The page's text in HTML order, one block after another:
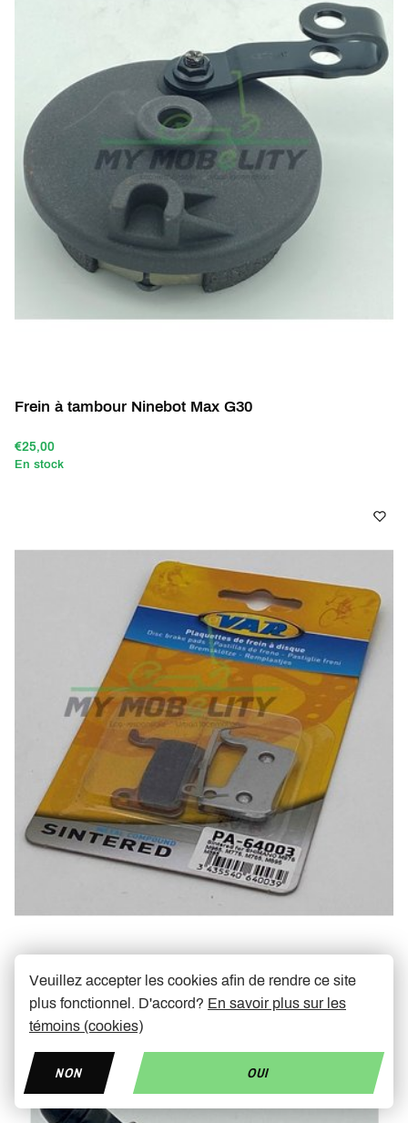
Frein à tambour Ninebot Max G30
€25,00
En stock
VAR Pa-64003 Sintered Metal plaquettes de frein
€26,90
Veuillez accepter les cookies afin de rendre ce site
plus fonctionnel. D'accord? En savoir plus sur les
témoins (cookies)
NON OUI